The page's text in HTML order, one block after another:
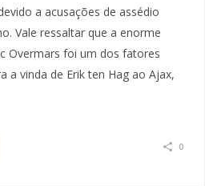
a acusações de assédio
Vale ressaltar que a enorme
Overmars foi um dos fatores
a vinda de Erik ten Hag ao Ajax,
0